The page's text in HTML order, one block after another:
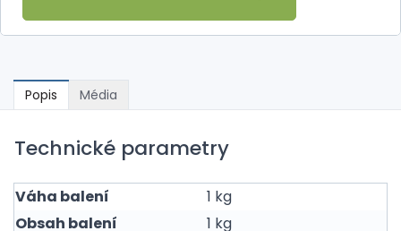
Popis Média
Technické parametry
Váha balení
1 kg
Obsah balení
1 kg